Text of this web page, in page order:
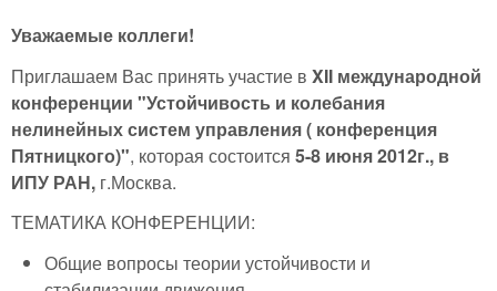
Уважаемые коллеги!
Приглашаем Вас принять участие в XII международной
конференции "Устойчивость и колебания
нелинейных систем управления ( конференция
Пятницкого)", которая состоится 5-8 июня 2012г., в
ИПУ РАН, г.Москва.
ТЕМАТИКА КОНФЕРЕНЦИИ:
Общие вопросы теории устойчивости и